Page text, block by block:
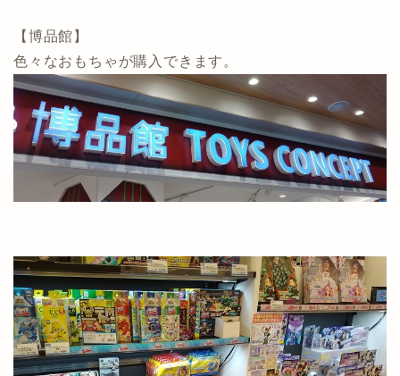
【博品館】
色々なおもちゃが購入できます。